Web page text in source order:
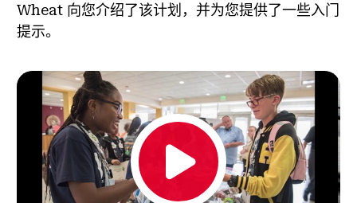
Wheat 向您介绍了该计划，并为您提供了一些入门
提示。